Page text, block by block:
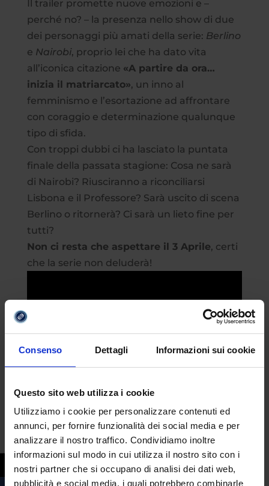
Consenso Dettagli Informazioni sui cookie
Questo sito web utilizza i cookie
Utilizziamo i cookie per personalizzare contenuti ed
annunci, per fornire funzionalità dei social media e per
analizzare il nostro traffico. Condividiamo inoltre
informazioni sul modo in cui utilizza il nostro sito con i
nostri partner che si occupano di analisi dei dati web,
pubblicità e social media, i quali potrebbero combinarle
Il trailer promette nuove emozioni e –
perché no? – la presenza nello show di due
dei personaggi più amati della serie: Berlino
e Nairobi, proprio lei che ha dato vita
all’iconica citazione «A partire da ora…
inizia il matriarcato», un inno al
femminismo e l’esortazione ad affrontare
con coraggio e determinazione qualunque
tipo di sfida.
Con troppi dubbi ci ha lasciato la puntata
finale della passata stagione: Cosa ne sarà
di Nairobi? Riusciranno a riconciliarsi
Lisbona e il Professore? Sarà uscito di scena
Berlino o ritornerà? Ci sarà un lieto fine per
tutti?
Non ci resta che aspettare il 3 Aprile, certi
che la serie non deluderà!